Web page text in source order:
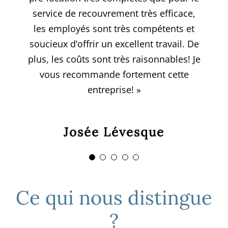
service de recouvrement très efficace,
les employés sont très compétents et
soucieux d’offrir un excellent travail. De
plus, les coûts sont très raisonnables! Je
vous recommande fortement cette
entreprise! »
Josée Lévesque
mois!!! »
Nadia Mondini, adjointe
administrative
STA Architectes
rapport est très complet et me permet
de prendre une excellente décision
concernant ma location, ils sont rapides
et si j’ai des questionnements ils sont là
pour y répondre. »
Patrick Léonard
Quang-Tho Pham
Ce qui nous distingue
?